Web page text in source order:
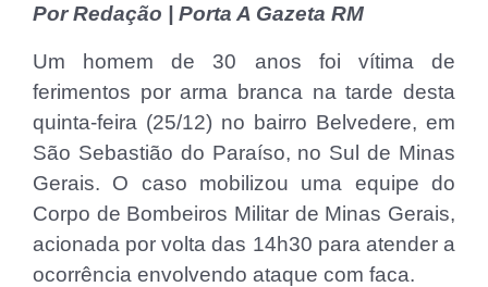
Por Redação | Porta A Gazeta RM
Um homem de 30 anos foi vítima de
ferimentos por arma branca na tarde desta
quinta-feira (25/12) no bairro Belvedere, em
São Sebastião do Paraíso, no Sul de Minas
Gerais. O caso mobilizou uma equipe do
Corpo de Bombeiros Militar de Minas Gerais,
acionada por volta das 14h30 para atender a
ocorrência envolvendo ataque com faca.